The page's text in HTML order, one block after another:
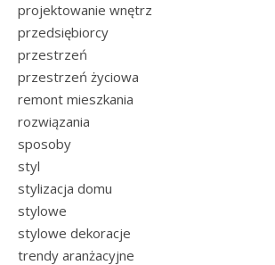
projektowanie wnętrz
przedsiębiorcy
przestrzeń
przestrzeń życiowa
remont mieszkania
rozwiązania
sposoby
styl
stylizacja domu
stylowe
stylowe dekoracje
trendy aranżacyjne